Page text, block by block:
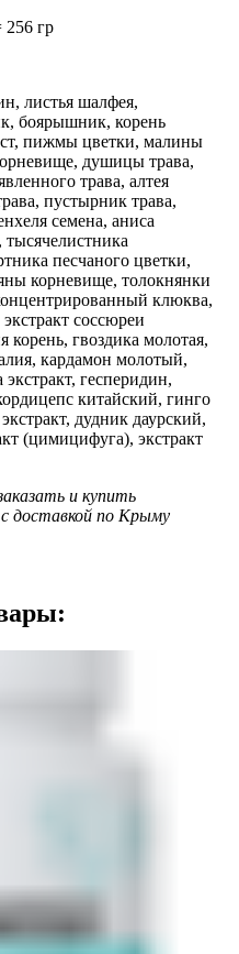
256 гр
листья шалфея,
боярышник, корень
пижмы цветки, малины
душицы трава,
трава, алтея
пустырник трава,
семена, аниса
тысячелистника
песчаного цветки,
корневище, толокнянки
клюква,
соссюреи
гвоздика молотая,
кардамон молотый,
экстракт, гесперидин,
китайский, гинго
дудник даурский,
(цимицифуга), экстракт
и купить
доставкой по Крыму